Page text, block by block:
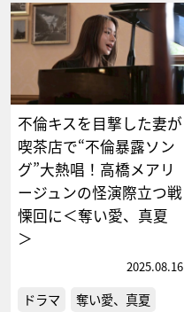
不倫キスを目撃した妻が
喫茶店で“不倫暴露ソン
グ”大熱唱！高橋メアリ
ージュンの怪演際立つ戦
慄回に＜奪い愛、真夏
＞
2025.08.16
ドラマ 奪い愛、真夏